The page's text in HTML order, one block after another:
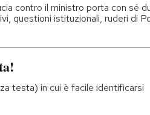
contro il ministro porta con sé
questioni istituzionali, ruderi di
testa) in cui è facile identificarsi